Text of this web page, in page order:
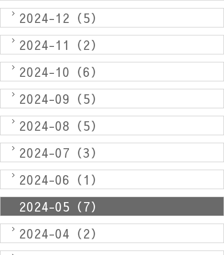
2024-12（5）
2024-11（2）
2024-10（6）
2024-09（5）
2024-08（5）
2024-07（3）
2024-06（1）
2024-05（7）
2024-04（2）